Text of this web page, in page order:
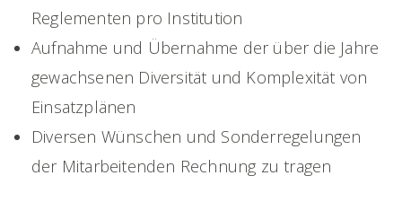
Reglementen pro Institution
Aufnahme und Übernahme der über die Jahre
gewachsenen Diversität und Komplexität von
Einsatzplänen
Diversen Wünschen und Sonderregelungen
der Mitarbeitenden Rechnung zu tragen